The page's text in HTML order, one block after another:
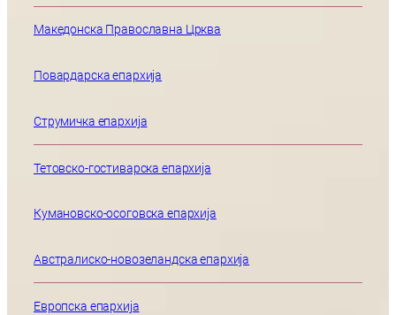
Македонска Православна Црква
Повардарска епархија
Струмичка епархија
Тетовско-гостиварска епархија
Кумановско-осоговска епархија
Австралиско-новозеландска епархија
Европска епархија